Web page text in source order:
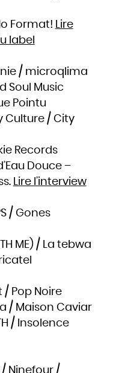
Format! Lire
label
/ microqlima
Soul Music
Pointu
Culture / City
Records
Douce –
Lire l’interview
/ Gones
ME) / La tebwa
/ Pop Noire
/ Maison Caviar
/ Insolence
/ Ninefour /